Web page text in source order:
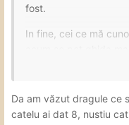
fost.
In fine, cei ce mă
Da am văzut dragule ce
catelu ai dat 8, nustiu